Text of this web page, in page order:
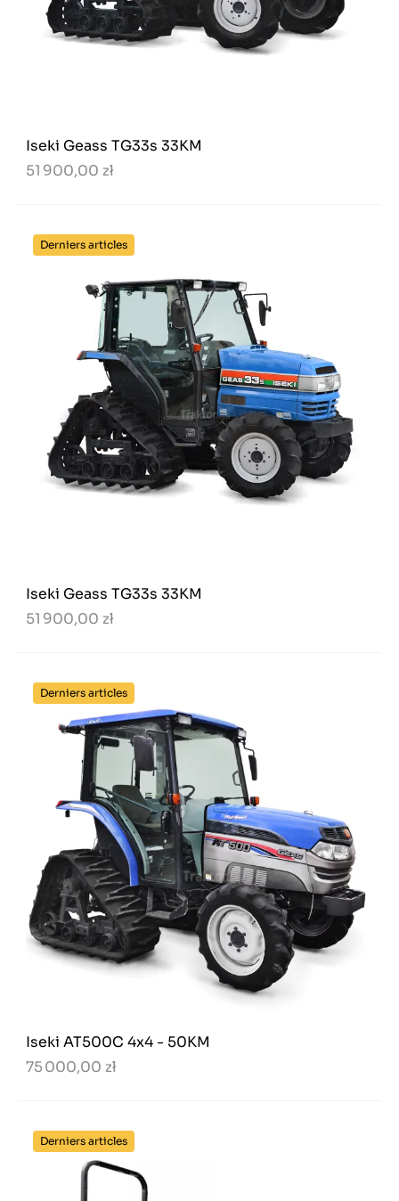
Iseki Geass TG33s 33KM
51 900,00 zł
Derniers articles
Iseki Geass TG33s 33KM
51 900,00 zł
Derniers articles
Iseki AT500C 4x4 - 50KM
75 000,00 zł
Derniers articles